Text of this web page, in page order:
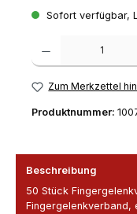
Sofort verfügbar,
Produkt Anzahl: Gib
Zum Merkzettel
Produktnummer:
Beschreibung
50 Stück
Fingergelenkverband,